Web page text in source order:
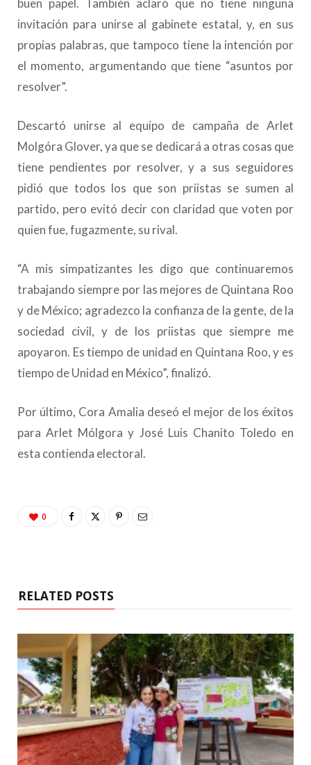
buen papel. También aclaró que no tiene ninguna
invitación para unirse al gabinete estatal, y, en sus
propias palabras, que tampoco tiene la intención por
el momento, argumentando que tiene “asuntos por
resolver”.
Descartó unirse al equipo de campaña de Arlet
Molgóra Glover, ya que se dedicará a otras cosas que
tiene pendientes por resolver, y a sus seguidores
pidió que todos los que son priistas se sumen al
partido, pero evitó decir con claridad que voten por
quien fue, fugazmente, su rival.
“A mis simpatizantes les digo que continuaremos
trabajando siempre por las mejores de Quintana Roo
y de México; agradezco la confianza de la gente, de la
sociedad civil, y de los priistas que siempre me
apoyaron. Es tiempo de unidad en Quintana Roo, y es
tiempo de Unidad en México”, finalizó.
Por último, Cora Amalia deseó el mejor de los éxitos
para Arlet Mólgora y José Luis Chanito Toledo en
esta contienda electoral.
0
RELATED POSTS